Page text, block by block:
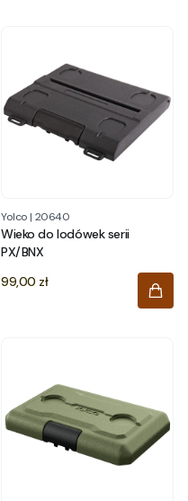
Yolco | 20640
Wieko do lodówek serii
PX/BNX
Cena
99,00 zł